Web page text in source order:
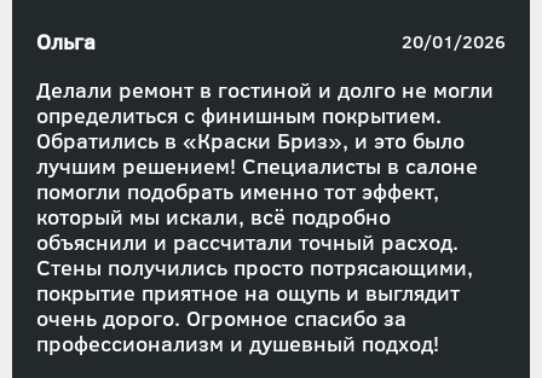
Делали ремонт в гостиной и долго не могли
определиться с финишным покрытием.
Обратились в «Краски Бриз», и это было
лучшим решением! Специалисты в салоне
помогли подобрать именно тот эффект,
который мы искали, всё подробно
объяснили и рассчитали точный расход.
Стены получились просто потрясающими,
покрытие приятное на ощупь и выглядит
очень дорого. Огромное спасибо за
профессионализм и душевный подход!
Ольга 20/01/2026